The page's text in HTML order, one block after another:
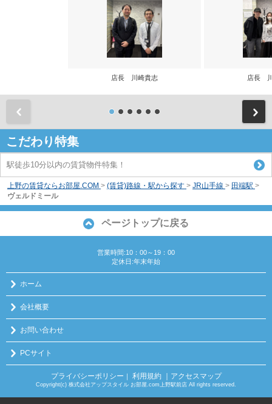
店長 川崎貴志 店長
こだわり特集
駅徒歩10分以内の賃貸物件特集！
上野の賃貸ならお部屋.COM > (賃貸)路線・駅から探す > JR山手線 > 田端駅 >
ヴェルドミール
ページトップに戻る
営業時間:10：00～19：00
定休日:年末年始
ホーム
会社概要
お問い合わせ
PCサイト
プライバシーポリシー 利用規約 ｜アクセスマップ
Copyright(c) 株式会社アップスタイル お部屋.com上野駅前店 All rights reserved.